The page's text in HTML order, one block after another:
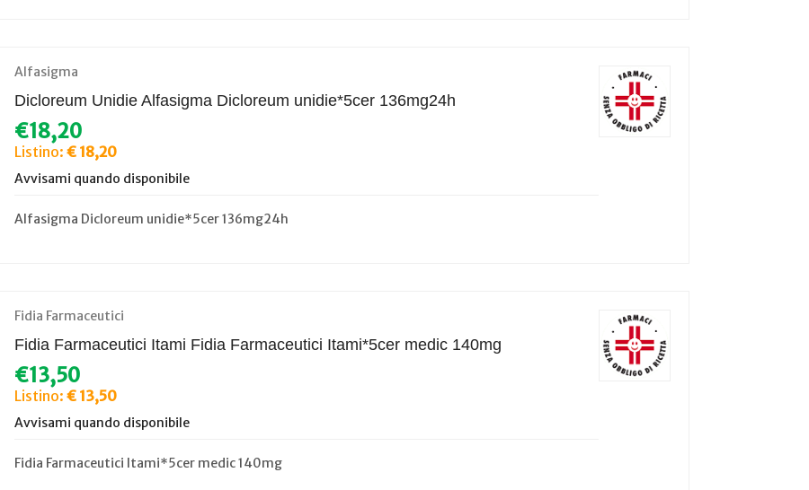
Alfasigma
Dicloreum Unidie Alfasigma Dicloreum unidie*5cer 136mg24h
€18,20
Listino:€ 18,20
Avvisami quando disponibile
Alfasigma Dicloreum unidie*5cer 136mg24h
Fidia Farmaceutici
Fidia Farmaceutici Itami Fidia Farmaceutici Itami*5cer medic 140mg
€13,50
Listino:€ 13,50
Avvisami quando disponibile
Fidia Farmaceutici Itami*5cer medic 140mg